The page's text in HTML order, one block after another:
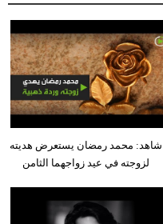
شاهد: محمد رمضان يستعرض هديته
لزوجته في عيد زواجهما الثامن